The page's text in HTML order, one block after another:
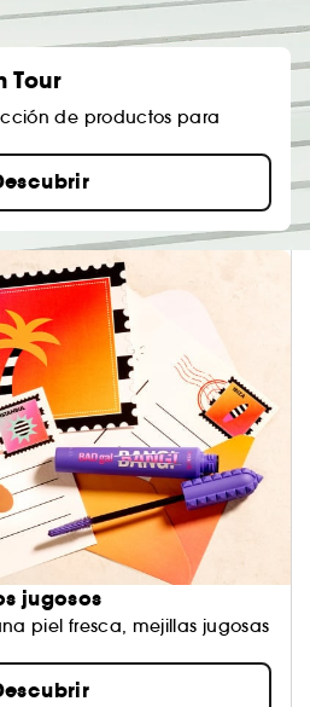
Tour
de productos para
jugosos
piel fresca, mejillas jugosas